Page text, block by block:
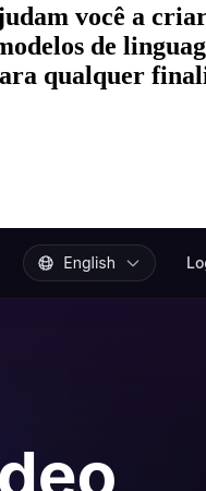
você a
de
qualquer